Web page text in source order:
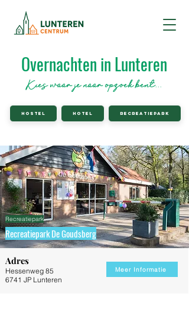
Overnachten in Lunteren
Kies waar je naar opzoek bent...
Gevonden resultaten 4
Recreatiepark De Goudsberg
Recreatiepark
Adres
Hessenweg 85
6741 JP Lunteren
Meer Informatie
Hostel Hotel Recreatiepark